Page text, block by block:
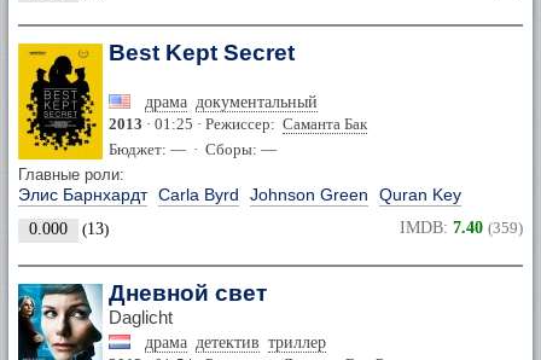
Best Kept Secret
драма документальный
2013 · 01:25 · Режиссер: Саманта Бак
Бюджет: — · Сборы: —
Главные роли:
Элис Барнхардт Carla Byrd Johnson Green Quran Key
0.000 (13) IMDB: 7.40 (359)
Дневной свет
Daglicht
драма детектив триллер